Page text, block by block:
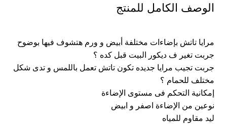
الوصف الكامل للمنتج
مرايا تاتش بإضاءات مختلفة أبيض و ورم هتشوف فيها بوضوح
جربت تغير ف ديكور البيت قبل كده ؟
جربت تجيب مرايا جديده تكون تاتش تعمل باللمس و تدى شكل
مختلف للحمام ؟
إمكانية التحكم فى مستوى الإضاءة
نوعين من الإضاءة اصفر و ابيض
ليد مقاوم للمياه